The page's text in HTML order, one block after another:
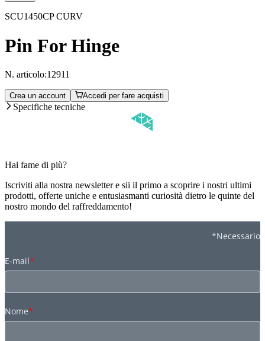
SCU1450CP CURV
Pin For Hinge
N. articolo:12911
Crea un account Accedi per fare acquisti
Specifiche tecniche
Hai fame di più?
Iscriviti alla nostra newsletter e sii il primo a scoprire i nostri ultimi
prodotti, offerte uniche e entusiasmanti curiosità dietro le quinte del
nostro mondo del raffreddamento!
*Necessario
E-mail*
Nome*